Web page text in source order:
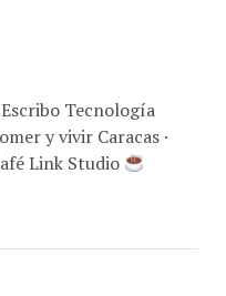
Tecnología
y vivir Caracas ·
Link Studio